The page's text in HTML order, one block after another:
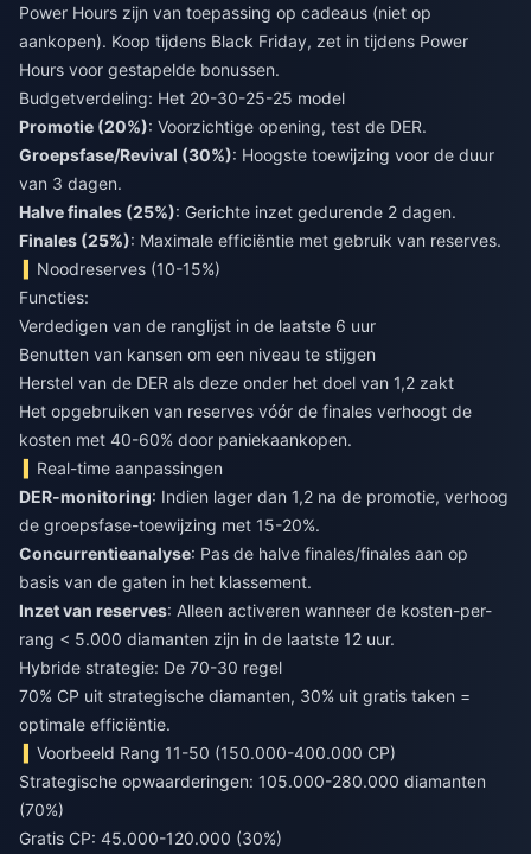
Power Hours zijn van toepassing op cadeaus (niet op
aankopen). Koop tijdens Black Friday, zet in tijdens Power
Hours voor gestapelde bonussen.
Budgetverdeling: Het 20-30-25-25 model
Promotie (20%): Voorzichtige opening, test de DER.
Groepsfase/Revival (30%): Hoogste toewijzing voor de duur
van 3 dagen.
Halve finales (25%): Gerichte inzet gedurende 2 dagen.
Finales (25%): Maximale efficiëntie met gebruik van reserves.
Noodreserves (10-15%)
Functies:
Verdedigen van de ranglijst in de laatste 6 uur
Benutten van kansen om een niveau te stijgen
Herstel van de DER als deze onder het doel van 1,2 zakt
Het opgebruiken van reserves vóór de finales verhoogt de
kosten met 40-60% door paniekaankopen.
Real-time aanpassingen
DER-monitoring: Indien lager dan 1,2 na de promotie, verhoog
de groepsfase-toewijzing met 15-20%.
Concurrentieanalyse: Pas de halve finales/finales aan op
basis van de gaten in het klassement.
Inzet van reserves: Alleen activeren wanneer de kosten-per-
rang < 5.000 diamanten zijn in de laatste 12 uur.
Hybride strategie: De 70-30 regel
70% CP uit strategische diamanten, 30% uit gratis taken =
optimale efficiëntie.
Voorbeeld Rang 11-50 (150.000-400.000 CP)
Strategische opwaarderingen: 105.000-280.000 diamanten
(70%)
Gratis CP: 45.000-120.000 (30%)